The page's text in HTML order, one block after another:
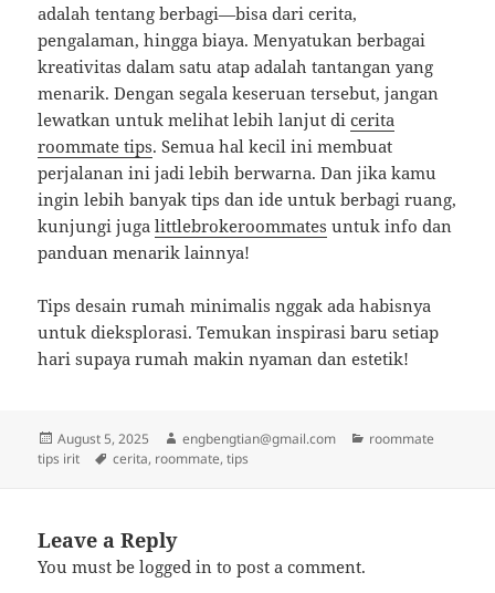
adalah tentang berbagi—bisa dari cerita,
pengalaman, hingga biaya. Menyatukan berbagai
kreativitas dalam satu atap adalah tantangan yang
menarik. Dengan segala keseruan tersebut, jangan
lewatkan untuk melihat lebih lanjut dicerita
roommate tips. Semua hal kecil ini membuat
perjalanan ini jadi lebih berwarna. Dan jika kamu
ingin lebih banyak tips dan ide untuk berbagi ruang,
kunjungi jugalittlebrokeroommates untuk info dan
panduan menarik lainnya!
Tips desain rumah minimalis nggak ada habisnya
untuk dieksplorasi. Temukan inspirasi baru setiap
hari supaya rumah makin nyaman dan estetik!
Posted
on
August 5, 2025 Author
engbengtian@gmail.com Categories
roommate
tips irit
Tags
cerita, roommate,tips
Leave a Reply
You must belogged in to post a comment.